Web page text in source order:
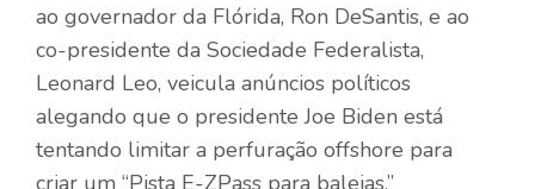
ao governador da Flórida, Ron DeSantis, e ao
co-presidente da Sociedade Federalista,
Leonard Leo, veicula anúncios políticos
alegando que o presidente Joe Biden está
tentando limitar a perfuração offshore para
criar um “Pista E-ZPass para baleias.”